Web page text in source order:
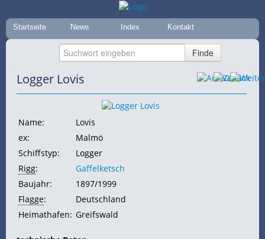
Startseite News Index Kontakt
Logger Lovis
Name:
Lovis
ex:
Malmö
Schiffstyp:
Logger
Rigg:
Gaffelketsch
Baujahr:
1897/1999
Flagge:
Deutschland
Heimathafen: Greifswald